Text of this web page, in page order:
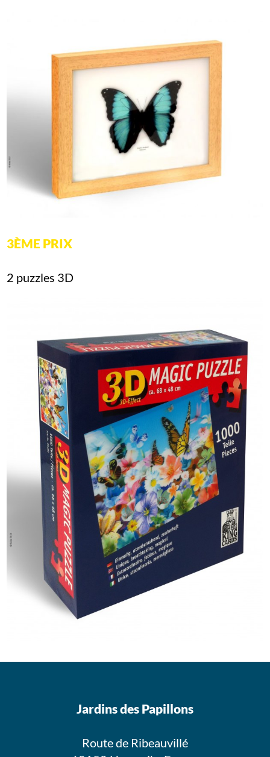
3ÈME PRIX
2 puzzles 3D
Jardins des Papillons
Route de Ribeauvillé